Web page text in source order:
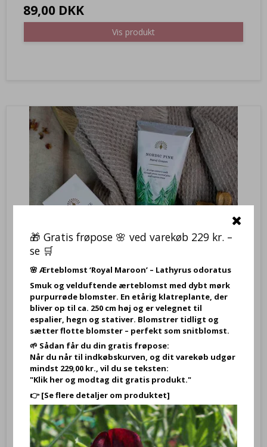
89,00 DKK
Vis produkt
Håndcreme – Wintertide Nordic Pine / Fyrretræ (med sheasmør,
aloe vera & vitamin E) 75 ml – The English Soap Company
YJWT002
Hibiscus Flower Luxury Hand Cream – Håndcreme – 60 ml,
Hibiscusblomster - The Somerset Toiletry Co.
89,00 DKK
Vis produkt
🎁 Gratis frøpose 🌸 ved varekøb 229 kr. –
se 🛒
🌸 Ærteblomst ‘Royal Maroon’ – Lathyrus odoratus
Smuk og velduftende ærteblomst med dybt mørk
purpurrøde blomster. En etårig klatreplante, der
bliver op til ca. 250 cm høj og er velegnet til
espalier, hegn og stativer. Blomstrer tidligt og
sætter flotte blomster – perfekt som snitblomst.
🌱 Sådan får du din gratis frøpose:
Når du når til indkøbskurven, og dit varekøb udgør
mindst 229,00 kr., vil du se teksten:
"Klik her og modtag dit gratis produkt."
👉[Se flere detaljer om produktet]